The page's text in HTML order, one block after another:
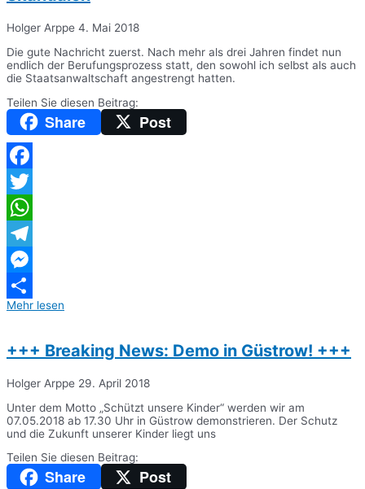
Holger Arppe 4. Mai 2018
Die gute Nachricht zuerst. Nach mehr als drei Jahren findet nun
endlich der Berufungsprozess statt, den sowohl ich selbst als auch
die Staatsanwaltschaft angestrengt hatten.
Teilen Sie diesen Beitrag:
Share Post
Facebook
Twitter
WhatsApp
Telegram
Messenger
Teilen
Mehr lesen
+++ Breaking News: Demo in Güstrow! +++
Holger Arppe 29. April 2018
Unter dem Motto „Schützt unsere Kinder“ werden wir am
07.05.2018 ab 17.30 Uhr in Güstrow demonstrieren. Der Schutz
und die Zukunft unserer Kinder liegt uns
Teilen Sie diesen Beitrag:
Share Post